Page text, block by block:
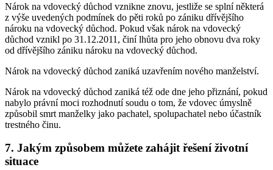
Nárok na vdovecký důchod vznikne znovu, jestliže se splní některá
z výše uvedených podmínek do pěti roků po zániku dřívějšího
nároku na vdovecký důchod. Pokud však nárok na vdovecký
důchod vznikl po 31.12.2011, činí lhůta pro jeho obnovu dva roky
od dřívějšího zániku nároku na vdovecký důchod.
Nárok na vdovecký důchod zaniká uzavřením nového manželství.
Nárok na vdovecký důchod zaniká též ode dne jeho přiznání, pokud
nabylo právní moci rozhodnutí soudu o tom, že vdovec úmyslně
způsobil smrt manželky jako pachatel, spolupachatel nebo účastník
trestného činu.
7. Jakým způsobem můžete zahájit řešení životní
situace